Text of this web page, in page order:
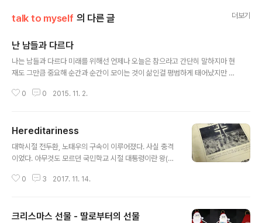
talk to myself 의 다른 글 더보기
난 남들과 다르다
나는 남들과 다르다 미래를 위해선 언제나 오늘은 참으라고 간단히 말하지마 현
재도 그만큼 중요해 순간과 순간이 모이는 것이 삶인걸 평범하게 태어났지만 남
누가 뭐라고 말해도 그래 너는 남들과 달라 이제 너의말을 해봐 세상은 이렇게
에 숨겨둔 말을 해봐 그래 나는 남들과 달라 누가 뭐라고 말해도 그래 너는 남들
과 달라 이제 너의말을 해봐 그래 나는 남들과 달라 누가 뭐라고 말해도 그래 너
는 남들과 달라 이제 너의말을 해봐 평범하게 태어났지만 남들과 똑같이 살수는
0 0 2015. 11. 2.
Hereditariness
대학시절 전두환, 노태우의 구속이 이루어졌다. 사실 충격
이었다. 아무것도 모르던 국민학교 시절 대통령이란 왕(王)
되다니....충격이었다 어릴 적 다니던 교회에서도 마찬가지
고, 가끔 보이는 모습도 늘 목사님들에게 둘러쌓인 모습이
0 3 2017. 11. 14.
크리스마스 선물 - 딸로부터의 선물